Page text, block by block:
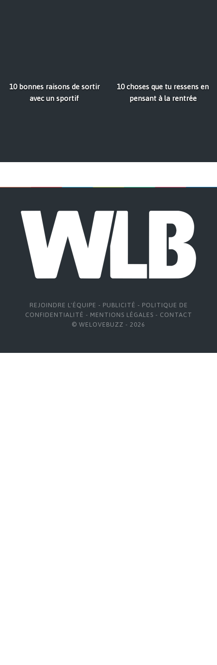
10 bonnes raisons de sortir
avec un sportif
10 choses que tu ressens en
pensant à la rentrée
REJOINDRE L'ÉQUIPE - PUBLICITÉ - POLITIQUE DE
CONFIDENTIALITÉ - MENTIONS LÉGALES - CONTACT
© WELOVEBUZZ - 2026